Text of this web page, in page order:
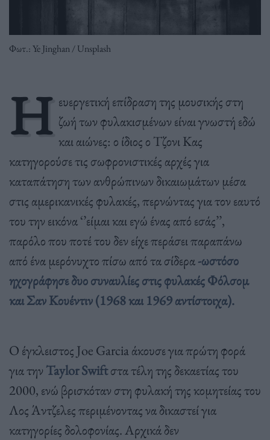
Φωτ.: Ye Jinghan / Unsplash
Η ευεργετική επίδραση της μουσικής στη
ζωή των φυλακισμένων είναι γνωστή εδώ
και αιώνες: ο ίδιος ο Τζονι Κας
κατηγορούσε τις σωφρονιστικές αρχές για
καταπάτηση των ανθρώπινων δικαιωμάτων μέσα
στις αμερικανικές φυλακές, περνώντας για τον εαυτό
του την εικόνα ‘’είμαι και εγώ ένας από εσάς’’,
παρόλο που ποτέ του δεν είχε περάσει παραπάνω
από ένα μερόνυχτο πίσω από τα σίδερα-ωστόσο
ηχογράφησε δυο συναυλίες στις φυλακές Φόλσομ
και Σαν Κουέντιν (1968 και 1969 αντίστοιχα).
Ο έγκλειστος Joe Garcia άκουσε για πρώτη φορά
για την Taylor Swiftστα τέλη της δεκαετίας του
2000, ενώ βρισκόταν στη φυλακή της κομητείας του
Λος Άντζελες περιμένοντας να δικαστεί για
κατηγορίες δολοφονίας. Αρχικά δεν